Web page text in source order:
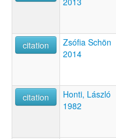
citation
Zsófia Schön
2014
citation
Honti, László
1982